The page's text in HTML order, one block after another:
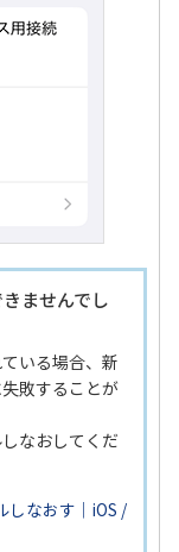
ませんでし
いる場合、新
敗することが
なおしてくだ
しなおす｜iOS /